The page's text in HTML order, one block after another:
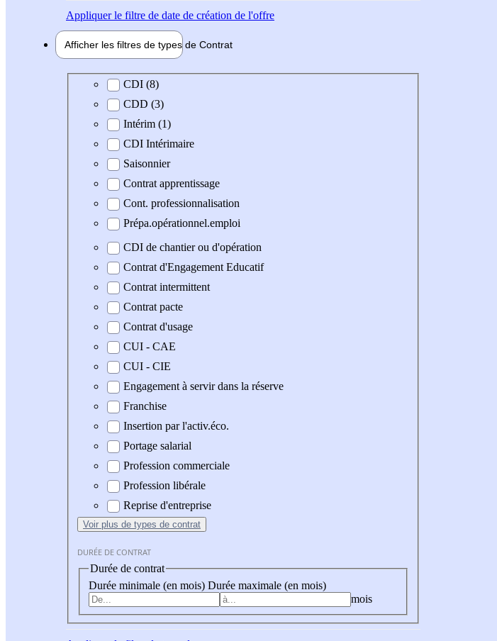
Appliquerle filtre de date de création de l'offre
Afficher les filtres de types de Contrat
Type de contrat
CDI (8)
CDD (3)
Intérim (1)
CDI Intérimaire
Saisonnier
Contrat apprentissage
Cont. professionnalisation
Prépa.opérationnel.emploi
CDI de chantier ou d'opération
Contrat d'Engagement Educatif
Contrat intermittent
Contrat pacte
Contrat d'usage
CUI - CAE
CUI - CIE
Engagement à servir dans la réserve
Franchise
Insertion par l'activ.éco.
Portage salarial
Profession commerciale
Profession libérale
Reprise d'entreprise
Voir plus de types de contrat
DURÉE DE CONTRAT
Durée de contrat
Durée minimale (en mois) Durée maximale (en mois)
mois